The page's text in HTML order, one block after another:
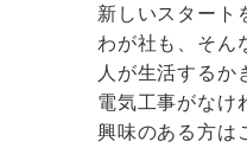
新しいスタート
わが社も、そん
人が生活するか
電気工事がなけ
興味のある方は